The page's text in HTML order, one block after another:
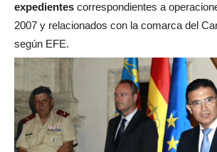
expedientes correspondientes a
2007 y relacionados con la comarca del
según EFE.